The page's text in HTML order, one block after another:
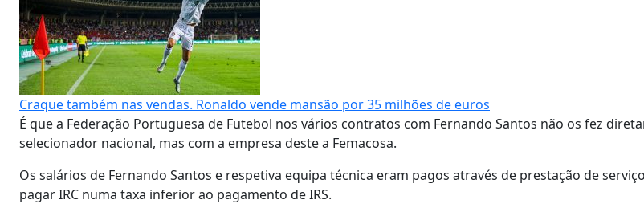
Craque também nas vendas. Ronaldo vende mansão por 35 milhões de euros
É que a Federação Portuguesa de Futebol nos vários contratos com Fernando Santos não os fez
selecionador nacional, mas com a empresa deste a Femacosa.
Os salários de Fernando Santos e respetiva equipa técnica eram pagos através de prestação de
pagar IRC numa taxa inferior ao pagamento de IRS.